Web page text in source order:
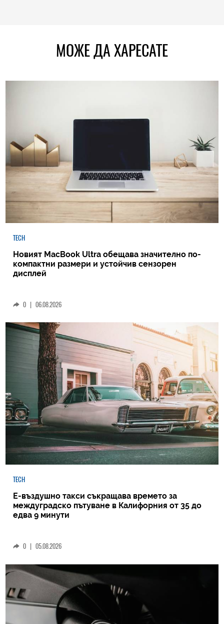
МОЖЕ ДА ХАРЕСАТЕ
TECH
Новият MacBook Ultra обещава значително по-
компактни размери и устойчив сензорен
дисплей
0 | 06.08.2026
TECH
Е-въздушно такси съкращава времето за
междуградско пътуване в Калифорния от 35 до
едва 9 минути
0 | 05.08.2026